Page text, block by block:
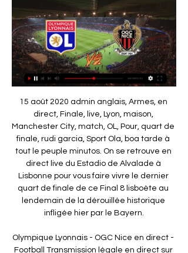
15 août 2020 admin anglais, Armes, en direct, Finale, live, Lyon, maison, Manchester City, match, OL, Pour, quart de finale, rudi garcia, Sport Ola, boa tarde à tout le peuple minutos. On se retrouve en direct live du Estadio de Alvalade à Lisbonne pour vous faire vivre le dernier quart de finale de ce Final 8 lisboète au lendemain de la dérouillée historique infligée hier par le Bayern.

Olympique Lyonnais - OGC Nice en direct - Football Transmission légale en direct sur Internet et à la télé. Match en direct gratuit, live streaming online.

Elle fait son apparition pour la première fois en 1917. Il s'agit de la Coupe de France de football. Basée dès le départ sur le principe de l'élimination directe, la compétition est ouverte aux clubs amateurs comme aux professionnels.

18/08 Leipzig; 29/08 Lens; 13/09 Marseille; 16/09 Metz; 20/09 Nice; Voir le calendrier des matchs Questions fréquentes. N’hésitez pas à consulter notre FAQ si vous souhaitez avoir des réponses à vos questions! Consulter la faq Bienvenue sur le site officiel de la billetterie du Paris Saint-Germain. Ici, retrouvez toutes les dernières actualités du Parc des Princes et achetez vos.

Ça y est, le tableau principal est tombé. Chacun des 32 qualifiés ou invités connaît désormais les grandes lignes des adversaires à renverser pour remporter cette 30e édition de l’Open.

Les ventes aux enchères de 281 commissaires-priseurs pour acheter/vendre des objets d'art, meubles, véhicules ou matériel. Participez aux enchères en direct live, …

Résultats des matches de la 3e journée du Championnat du Nigeria de football, disputée dimanche. Rising Stars - Wikki Tourists 1 - 0 Niger Tornadoes - Shooting Stars 1 - 0

Passé par l’Olympic de Charleroi, l’Union Saint-Gilloise, l’AFC Tubize puis l’UR La Louvière Centre et le RFC Liège, il va désormais s’installer au RFB. Cette saison, il a mené le RFC Liège à la sixième place de D1 amateurs après avoir fait monter les Sang et Marine dans cette division via le tour final.

MERCREDI 1ER MAI N°03 ENTRE LES LIGNES LA GAZETTE DU TOURNOI tournoi-primrosebordeaux.com Court de rattrapage MARDI 30 AVRIL - NOS TÊTES DE SÉRIE ENCORE EN LICE ! La 5e tête de série est tombée ! Le Français, Antoine Hoang a été éliminé...

Compagnie de tir à l’arc Contact : Complexe sportif Louis Travard - 06 11 78 15 77 Site de la Compagnie de tir à l'arc Page Facebook de la Compagnie de tir à l'arc. Val de Saône Athlétisme – Athlé Calade Contact : 43 Rue Mirabeau, 69400 Villefranche-sur-Saône - 04 74 62 94 14 Site de Val de Saône Athlétisme. Boule Neuvilloise de l.

ProvocTout sur notre Club de Rugby évoluant évoluant en Fédérale 1 et doté d'une des meilleures écoles de Rugby d'Ile de France… Les Classements - Rugby Club Suresnes Tous les Classements du Rugby Club Suresnois: son équipe première de Fédérale 2, Réserve en Fédérale B …

Nasarawa United - Live Soccer TV - Programmes TV de Football, Streaming légal en direct, Résultats de foot en direct, Calendrier, Grilles, Résultats, Actualités, Bars et meilleurs moments des matchs

Mercredi, l’Olympique Lyonnais jouera sûrement l’un des matchs les plus importants de son histoire. Les hommes de Rudi Garcia affronteront le Bayern Munich qui …

Voyages-sncf.com devient OUI.sncf. Trouvez et Réservez vos Billets de Train au meilleur prix sur OUI.sncf, votre nouveau compagnon de voyage en ligne !

La rencontre comptait pour la 13e journée du championnat national Elite One. Avant de tomber face à l’actuel leader, l’équipe de Mfou a perdu respectivement contre Dragon et Colombe du Dja et Lobo, lors des 11e et 12e journées. As Fortuna enregistre ainsi sa septième défaite au total et 10 matchs successifs sans enregistrer une.

Emploi : Responsable à Sochaux, Doubs • Recherche parmi 685.000+ offres d'emploi en cours • Rapide & Gratuit • Temps plein, temporaire et à temps partiel • Meilleurs employeurs à Sochaux, Doubs • Emploi: Responsable - facile à trouver !

News & Events il y a 14 heures — (FOOTBALL<<<<)) regarder Olympique Lyon Nice en direct OL.fr - Site officiel de l'Olympique Lyonnais 16 février 2024 Ci-dessous, ...

IXINA ne fait pas dans le social sachez le ! très bonne approche, produit de qualité mais alors une démarche commerciale inadmissible. Le directeur d'un magasin en ile de France, sur notre demande de réduire le prix de notre cuisine nous dit qu'il ne fait pas dans le social : nous avons halluciné !

Dix ans après, les Lyonnais rêvent de disputer une autre demi-facile face au Bayern. Cela passe par un nouvel exploit, à Lisbonne, face au Manchester City de Pep Guardiola qui a tout misé sur.

Description sur Musée des parachutistes à Pau. Le Musée des Parachutistes à Pau (64) est le seul musée présentant l'histoire des parachutistes. Il accueille les visiteurs dans un espace moderne avec de nombreux outils multimédias. Des parcours destinés aux familles permettent de découvrir le musée de façon ludique grâce à de nombreux parcours et jeux. "Jeu de piste" pour les 7-12 ans et "Dessine-moi …

OL - Nice : cette astuce Amazon Prime Video vous il y a 8 heures — Pour regarder le match OL - Nice, vous devez souscrire au Pass Ligue 1 d'Amazon Prime Video. En ce moment, l'abonnement est affiché au prix de ...

The Official Champions Survetements Manchester United Orange 2016 2017 Pas Cheres En Ligne. The Official Champions Survetements Manchester United Orange 2016 2017 Pas Cheres En Ligne. The Official Champions Survetements Manchester United Orange 2016 2017 Pas Cheres En Ligne . Enregistrée depuis fcmaillotspascher.com. Découvrez des idées sur le thème Survêtement De Foot. …

Retrouvez en direct et en live la rencontre Metz - Toulouse comptant pour la Toulouse sur Yahoo Sport . Retrouvez en direct et en live la rencontre Metz - Toulouse comptant pour la Toulouse sur.

Les Lyonnais n’ont plus dépassé les 8es dans la compétition depuis la saison 2009/10, eux qui n’ont inscrit que 4 buts lors de leurs 10 derniers matches en phase à élimination directe de.

Lyon (OL) ⚽ match en direct à la TV • programme TV Foot Lyon programme match en direct et en rediffusion à la TV. Ajoutez match Lyon à votre calendrier TV et en widget gratuit sur votre site Lyon / Nice. Lyon. Nice.

Site officiel du tourisme en Beaujolais. Tous les bons plans pour passer un séjour réussi en Beaujolais. Idées de randos, de dégustations. Toutes les manifestions à ne pas manquer. Lieux de restaurations et d'hébergements. Billetterie sites et événements à prix préférentiels. Boutique en ligne.

Battus par Pau FC la semaine dernière, nos « Bleu et blanc » retrouvaient le stade Tribut pour ce nouveau choc face à Villefranche, un prétendant au podium. Suspendu durant deux rencontres, Dimitri Boudaud faisait son retour dans le onze dunkerquois….

OLYMPIQUE LYONNAIS- Nice Streaming Gratuit Live. Où Où regarder? (2024). Regardez tous les matchs de Olympique Lyonnais en live streaming HD sur PC et mobile. Diffusion en intégralité des matchs de football. ( ...

Let's Talk Strength | GeorgiaJames Pilates il y a 10 heures — [sport]>>]] OL Nice en direct regarder OL - Nice (streaming en direct) : à quelle heure et sur 16.02.2024 17 mai 2021 — Dimanche prochain, ...

Situé au cœur de l’Indre (36), notre groupement de taxis, Abeille Taxi Châteauroux, assure tous vos déplacements depuis 1999. Que ce soit pour des transports personnels, médicaux et touristiques, nous disposons d’une flotte de 17 véhicules climatisés et tout confort pour …

But! Eintracht Francfort 1, Borussia Dortmund 1. Luka Jovic (Eintracht Francfort) marque du pied droit. Passe décisive de Danny da Costa suite à un centre sur corner.

Trouvez les dernières cotes FC Etoile Carouge - Stade Nyonnais sur SmartBets. Rejoignez SmartBets et personnalisez votre compte. Profitez des meilleurs cotes FC Etoile Carouge - Stade Nyonnais pour parier (1. Liga Promotion).

Profitez de nos solutions de stockage et archivage avec une location de box à Villefranche sur Saône : privatifs sécurisés de 1,50 à 27 m² en accès illimité 7j/7 de 6h à 22 h avec une sécurité optimale .

En utilisant ce site, vous acceptez l'utilisation de cookies permettant de vous proposer des contenus et des services adaptés à vos centres d'intérêts.

Offre soumise aux conditions suivantes : la Carte cadeau illicado de 80 € est offerte pour toute souscription d’un contrat d’Assurance Vie HSBC Assurances Vie (France) auprès d’HSBC France sous réserve d’effectuer un versement initial de 5 000 € minimum investi à 30% en unités de compte (hors UC monétaire) et de mettre en place des versements programmés avec au minimum 30% en.

PSG - Bayern Munich en direct Streaming 24-09-2017 -regarder-PSG-toulo Voir PSG - Bayern Munich en direct streaming gratuit 24092017 50287-voir-PSG-Bayern Munich- Voir PSG - Bayern Munich en direct streaming gratuit 24092017 = = LINK 01:: http:tinyurlmccfchq = = = LINK 02:: (((VoiR)))PSG Bayern Munich direct en Streaming 24-09-2017 Match voirPSG-Bayern Munich-direct …

Ecouter la radio France Info en direct et suivez le fil de l'information en ligne tout la journée, retrouvez les journaux, toutes les émissions et les chroniques en temps réel et en continu

Vous consultez actuellement la page : Résultats Green Gully U20 Calendrier football et scores en direct de Green Gully U20.Les résultats et les prochains matchs de Green Gully Cavaliers Under 20 (Green Gully U20) sont disponibles en live. Si vous souhaitez parier sur Green Gully U20 (Australie) il vous suffit de regarder les derniers résultats de cette équipe.

Les données de la page Etap Hotel Villefranche sur Saône Hôtel le Plus Proche proviennent de SOURCES : UNWTO, Atout France, Office du tourisme, ministère de la Culture et de la Communication / direction générale des Patrimoines / département de la Politique des publics, Dgcis, enquête SDT, EVE (DGCIS, Banque de France), EFH (INSEE, DGCIS, partenaires régionaux), Acoss, nous les avons.

Ambassade d'Allemagne Yaoundé. Goethe-Institut Kamerun. GIZ Cameroun. Bureau de Coordination Cameroun. Cen